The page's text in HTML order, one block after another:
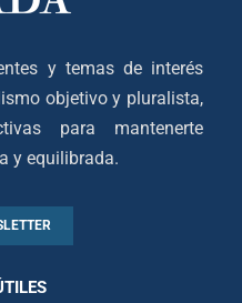
y temas de interés
objetivo y pluralista,
para mantenerte
y equilibrada.